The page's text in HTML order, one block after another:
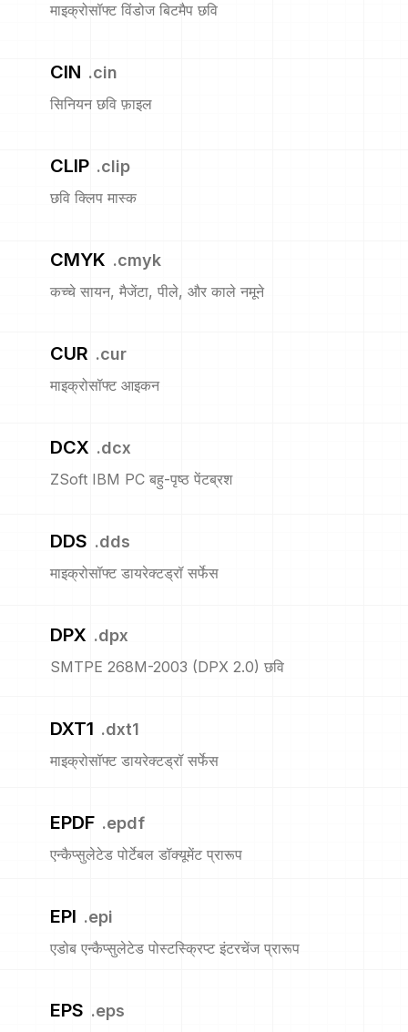
माइक्रोसॉफ्ट विंडोज बिटमैप छवि
CIN .cin
सिनियन छवि फ़ाइल
CLIP .clip
छवि क्लिप मास्क
CMYK .cmyk
कच्चे सायन, मैजेंटा, पीले, और काले नमूने
CUR .cur
माइक्रोसॉफ्ट आइकन
DCX .dcx
ZSoft IBM PC बहु-पृष्ठ पेंटब्रश
DDS .dds
माइक्रोसॉफ्ट डायरेक्टड्रॉ सर्फेस
DPX .dpx
SMTPE 268M-2003 (DPX 2.0) छवि
DXT1 .dxt1
माइक्रोसॉफ्ट डायरेक्टड्रॉ सर्फेस
EPDF .epdf
एन्कैप्सुलेटेड पोर्टेबल डॉक्यूमेंट प्रारूप
EPI .epi
एडोब एन्कैप्सुलेटेड पोस्टस्क्रिप्ट इंटरचेंज प्रारूप
EPS .eps